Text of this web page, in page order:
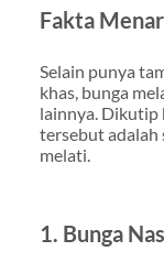
Fakta
Selain punya
khas, bunga
lainnya. Dikutip
tersebut adalah
melati.
1. Bunga